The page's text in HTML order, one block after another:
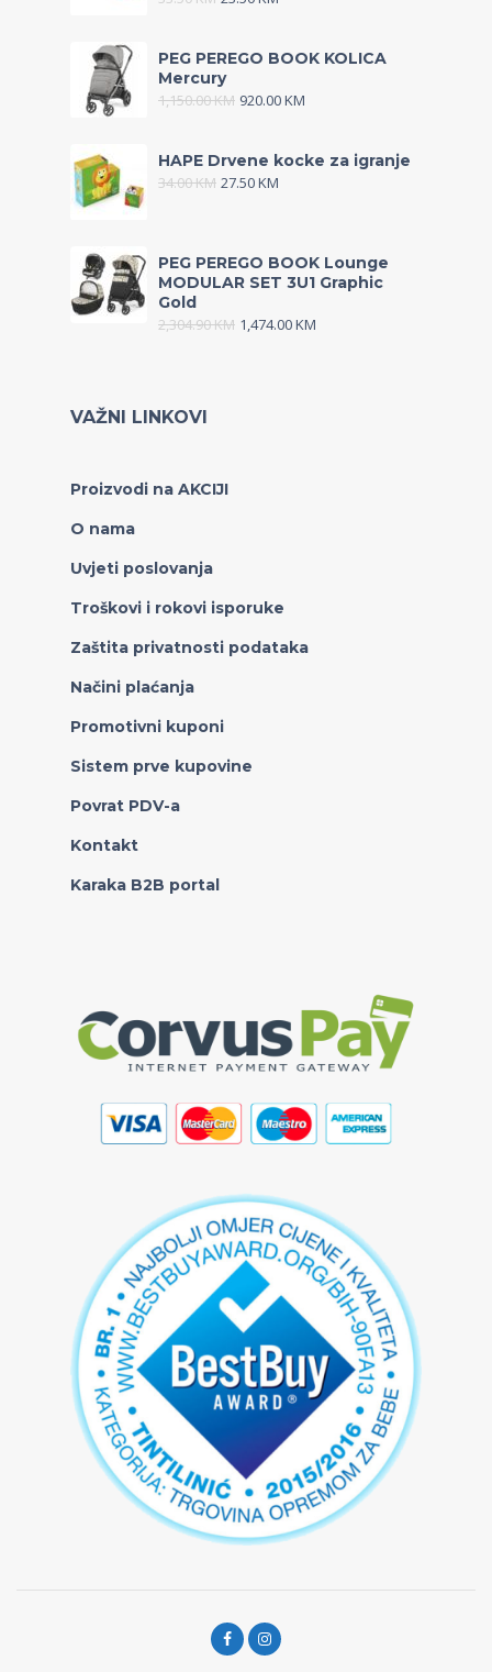
PEG PEREGO BOOK KOLICA
Mercury
1,150.00KM 920.00KM
HAPE Drvene kocke za igranje
34.00KM 27.50KM
PEG PEREGO BOOK Lounge
MODULAR SET 3U1 Graphic
Gold
2,304.90KM 1,474.00KM
VAŽNI LINKOVI
Proizvodi na AKCIJI
O nama
Uvjeti poslovanja
Troškovi i rokovi isporuke
Zaštita privatnosti podataka
Načini plaćanja
Promotivni kuponi
Sistem prve kupovine
Povrat PDV-a
Kontakt
Karaka B2B portal